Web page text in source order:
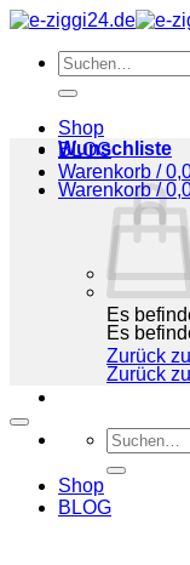
Zum
springenSuchen
nach:
Shop
BLOG
Warenkorb /
Es
Zurück
Suchen
nach:
Shop
BLOG
Wunschliste
Warenkorb /
Es
Zurück